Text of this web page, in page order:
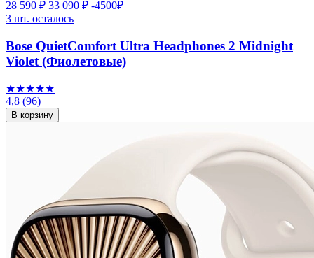
28 590 ₽ 33 090 ₽ -4500₽
3 шт. осталось
Bose QuietComfort Ultra Headphones 2 Midnight
Violet (Фиолетовые)
★★★★★
4,8 (96)
В корзину